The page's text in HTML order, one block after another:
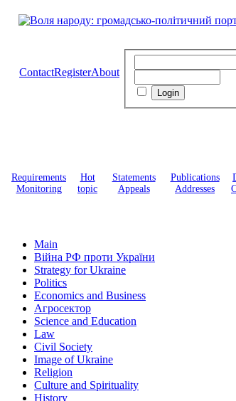
ContactRegisterAbout
Requirements
Monitoring
Hot
topic
Statements
Appeals
Publications
Addresses
Main
Війна РФ проти України
Strategy for Ukraine
Politics
Economics and Business
Агросектор
Science and Education
Law
Civil Society
Image of Ukraine
Religion
Culture and Spirituality
History